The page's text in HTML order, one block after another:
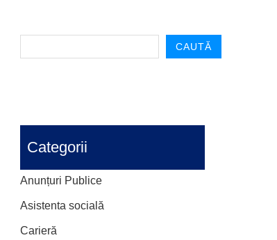
CAUTĂ
Categorii
Anunțuri Publice
Asistenta socială
Carieră